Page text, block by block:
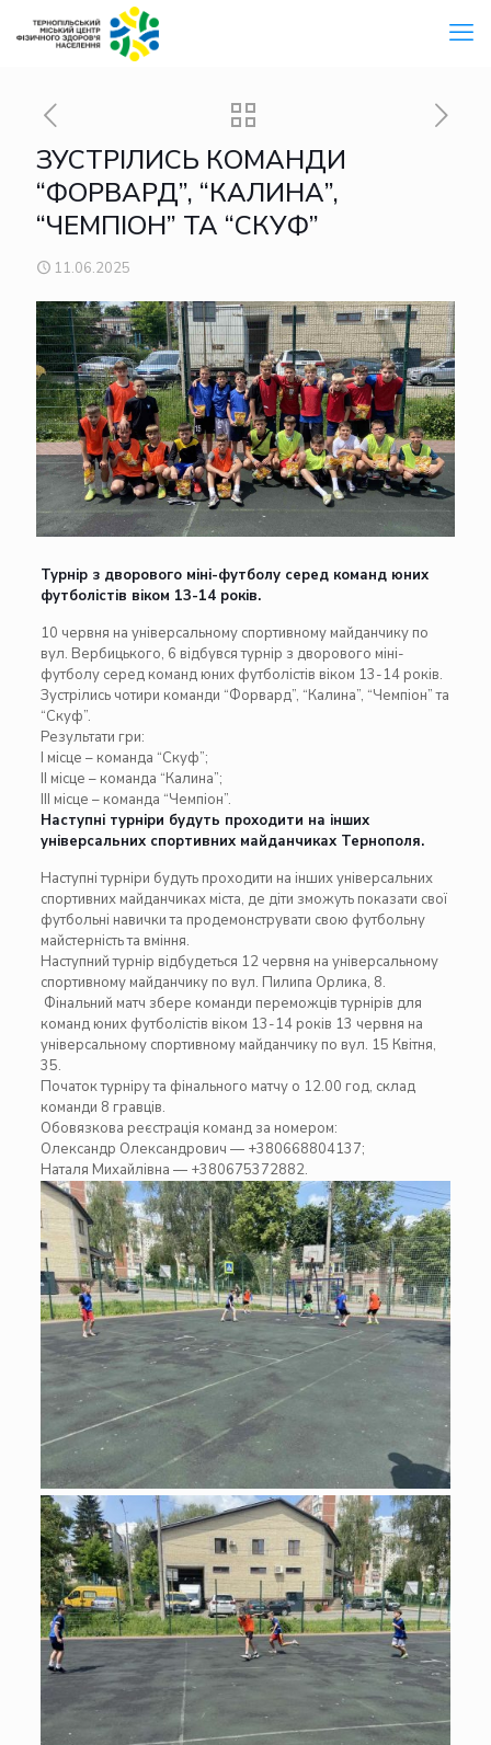
ЗУСТРІЛИСЬ КОМАНДИ
“ФОРВАРД”, “КАЛИНА”,
“ЧЕМПІОН” ТА “СКУФ”
11.06.2025
Турнір з дворового міні-футболу серед команд юних
футболістів віком 13-14 років.
10 червня на універсальному спортивному майданчику по
вул. Вербицького, 6 відбувся турнір з дворового міні-
футболу серед команд юних футболістів віком 13-14 років.
Зустрілись чотири команди “Форвард”, “Калина”, “Чемпіон” та
“Скуф”.
Результати гри:
І місце – команда “Скуф”;
ІІ місце – команда “Калина”;
ІІІ місце – команда “Чемпіон”.
Наступні турніри будуть проходити на інших
універсальних спортивних майданчиках Тернополя.
Наступні турніри будуть проходити на інших універсальних
спортивних майданчиках міста, де діти зможуть показати свої
футбольні навички та продемонструвати свою футбольну
майстерність та вміння.
Наступний турнір відбудеться 12 червня на універсальному
спортивному майданчику по вул. Пилипа Орлика, 8.
Фінальний матч збере команди переможців турнірів для
команд юних футболістів віком 13-14 років 13 червня на
універсальному спортивному майданчику по вул. 15 Квітня,
35.
Початок турніру та фінального матчу о 12.00 год, склад
команди 8 гравців.
Обовязкова реєстрація команд за номером:
Олександр Олександрович — +380668804137;
Наталя Михайлівна — +380675372882.